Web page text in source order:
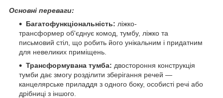
Основні переваги:
Багатофункціональність: ліжко-
трансформер об'єднує комод, тумбу, ліжко та
письмовий стіл, що робить його унікальним і придатним
для невеликих приміщень.
Трансформувана тумба: двостороння конструкція
тумби дає змогу розділити зберігання речей —
канцелярське приладдя з одного боку, особисті речі або
дрібниці з іншого.